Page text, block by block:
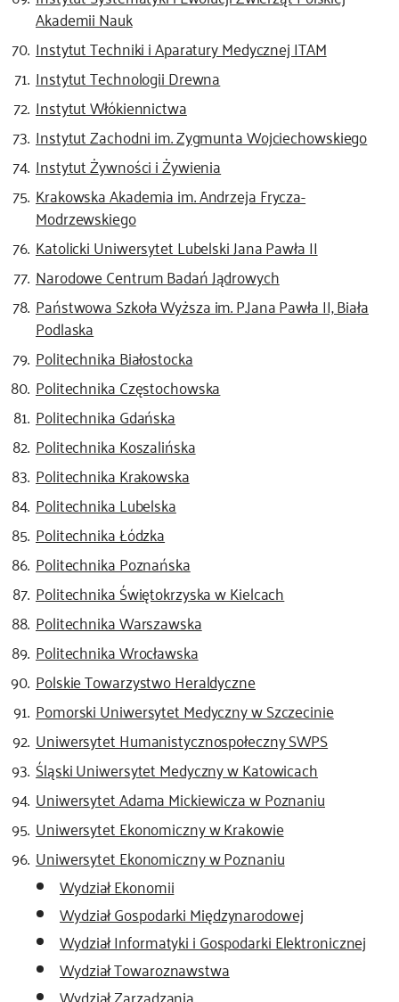
Akademii Nauk
Instytut Techniki i Aparatury Medycznej ITAM
Instytut Technologii Drewna
Instytut Włókiennictwa
Instytut Zachodni im. Zygmunta Wojciechowskiego
Instytut Żywności i Żywienia
Krakowska Akademia im. Andrzeja Frycza-
Modrzewskiego
Katolicki Uniwersytet Lubelski Jana Pawła II
Narodowe Centrum Badań Jądrowych
Państwowa Szkoła Wyższa im. P.Jana Pawła II, Biała
Podlaska
Politechnika Białostocka
Politechnika Częstochowska
Politechnika Gdańska
Politechnika Koszalińska
Politechnika Krakowska
Politechnika Lubelska
Politechnika Łódzka
Politechnika Poznańska
Politechnika Świętokrzyska w Kielcach
Politechnika Warszawska
Politechnika Wrocławska
Polskie Towarzystwo Heraldyczne
Pomorski Uniwersytet Medyczny w Szczecinie
Uniwersytet Humanistycznospołeczny SWPS
Śląski Uniwersytet Medyczny w Katowicach
Uniwersytet Adama Mickiewicza w Poznaniu
Uniwersytet Ekonomiczny w Krakowie
Uniwersytet Ekonomiczny w Poznaniu
Wydział Ekonomii
Wydział Gospodarki Międzynarodowej
Wydział Informatyki i Gospodarki Elektronicznej
Wydział Towaroznawstwa